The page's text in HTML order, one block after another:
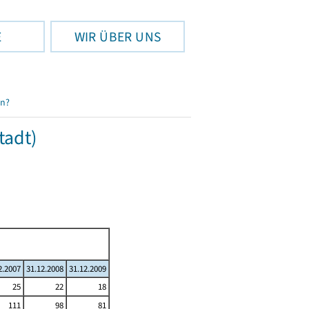
WIR ÜBER UNS
31.12.2008 31.12.2009
25 22
18
111 98
81